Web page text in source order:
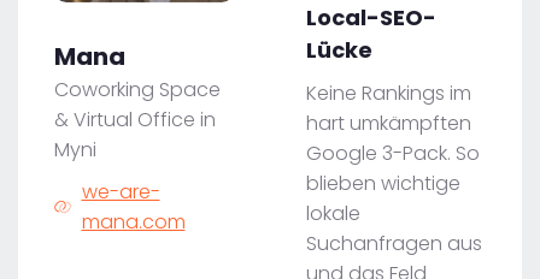
Local-SEO-
Lücke
Keine Rankings im
hart umkämpften
Google 3-Pack. So
blieben wichtige
lokale
Suchanfragen aus
und das Feld
Mana
Coworking Space
& Virtual Office in
Myni
we-are-
mana.com